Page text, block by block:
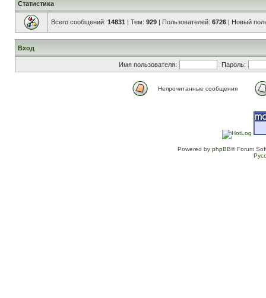
Статистика
Всего сообщений: 14831 | Тем: 929 | Пользователей: 6726 | Новый
Вход
Имя пользователя: Пароль:
Непрочитанные сообщения
Powered by phpBB® Forum